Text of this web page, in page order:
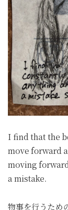
I find that the
move forward
moving
a mistake.
物事を行うため